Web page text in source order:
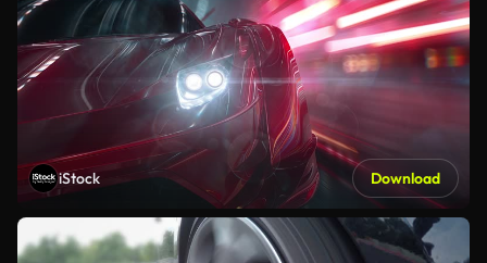
iStock Download